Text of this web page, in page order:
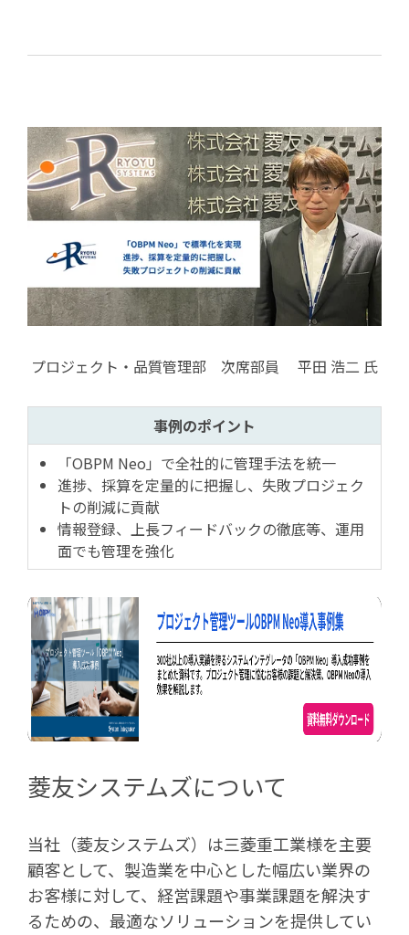
プロジェクト・品質管理部 次席部員 平田 浩二 氏
事例のポイント
「OBPM Neo」で全社的に管理手法を統一
進捗、採算を定量的に把握し、失敗プロジェク
トの削減に貢献
情報登録、上長フィードバックの徹底等、運用
面でも管理を強化
菱友システムズについて
当社（菱友システムズ）は三菱重工業様を主要
顧客として、製造業を中心とした幅広い業界の
お客様に対して、経営課題や事業課題を解決す
るための、最適なソリューションを提供してい